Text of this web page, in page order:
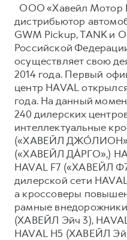
ООО «Хавейл Мотор
дистрибьютор
GWM Pickup, TANK и
Российской
осуществляет свою
2014 года. Первый
центр HAVAL
года. На данный
240 дилерских
интеллектуальные
(«ХАВЕЙЛ
(«ХАВЕЙЛ ДА́РГО»,)
HAVAL F7 («ХАВЕЙЛ
дилерской сети
а кроссоверы
рамные
(ХАВЕЙЛ Эйч 3),
HAVAL H5 (ХАВЕЙЛ